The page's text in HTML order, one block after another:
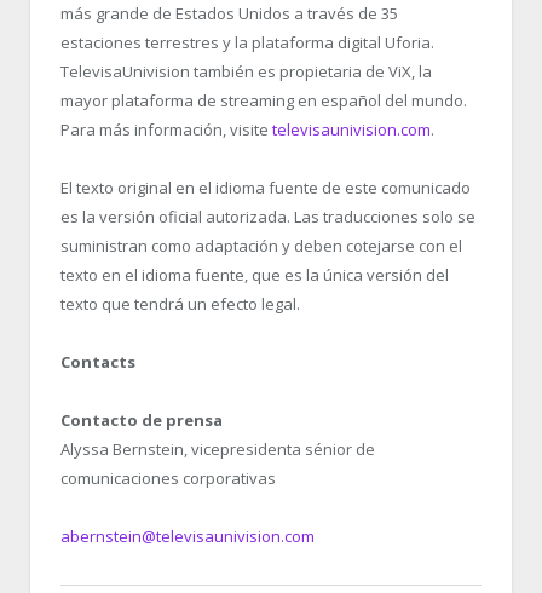
más grande de Estados Unidos a través de 35
estaciones terrestres y la plataforma digital Uforia.
TelevisaUnivision también es propietaria de ViX, la
mayor plataforma de streaming en español del mundo.
Para más información, visite televisaunivision.com.
El texto original en el idioma fuente de este comunicado
es la versión oficial autorizada. Las traducciones solo se
suministran como adaptación y deben cotejarse con el
texto en el idioma fuente, que es la única versión del
texto que tendrá un efecto legal.
Contacts
Contacto de prensa
Alyssa Bernstein, vicepresidenta sénior de
comunicaciones corporativas
abernstein@televisaunivision.com